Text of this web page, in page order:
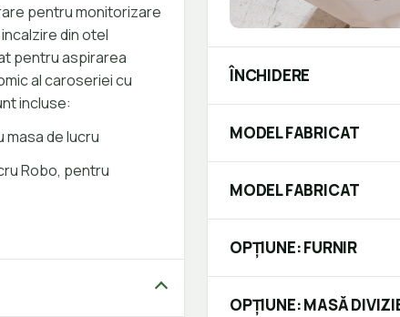
pentru monitorizare
din otel
pentru aspirarea
al caroseriei cu
incluse:
masa de lucru
Robo, pentru
ÎNCHIDERE
MODEL FABRICAT
MODEL FABRICAT
OPȚIUNE: FURNIR
OPȚIUNE: MASĂ